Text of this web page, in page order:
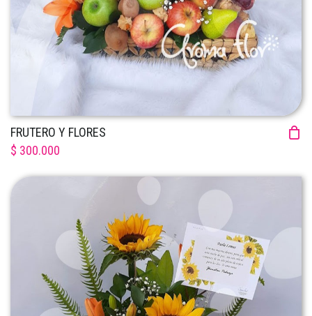
FRUTERO Y FLORES
$ 300.000